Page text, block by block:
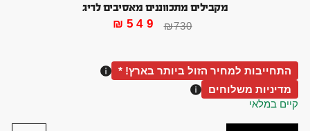
מקבילים מתכווננים מאסיבים לריג
₪730
₪ 549
התחייבות למחיר הזול ביותר בארץ! *
מדיניות משלוחים
קיים במלאי